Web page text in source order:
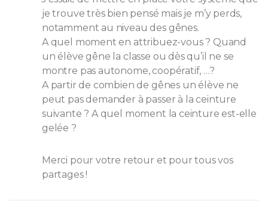
je trouve très bien pensé mais je m’y perds,
notamment au niveau des gênes.
A quel moment en attribuez-vous ? Quand
un élève gêne la classe ou dès qu’il ne se
montre pas autonome, coopératif, …?
A partir de combien de gênes un élève ne
peut pas demander à passer à la ceinture
suivante ? A quel moment la ceinture est-elle
gelée ?
Merci pour votre retour et pour tous vos
partages !